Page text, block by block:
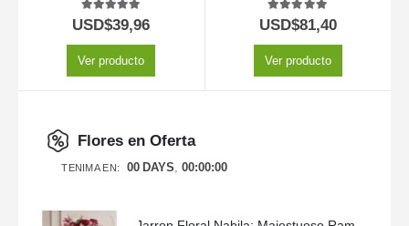
5.00out of 5
USD$39,96
Ver producto
5.00out of 5
USD$81,40
Ver producto
Flores en Oferta
TENIMA EN: 00 DAYS 00:00:00